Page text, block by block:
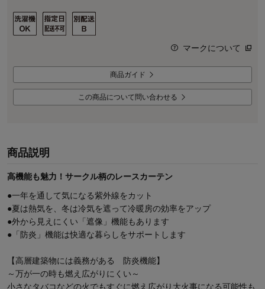
マークについて
商品ガイド
この商品について問い合わせる
商品説明
高機能も魅力！サークル柄のレースカーテン
●一年を通して気になる紫外線をカット
●夏は熱気を、冬は冷気を遮って冷暖房の効率をアップ
●外から見えにくい「遮像」機能もあります
●「防炎」機能は快適な暮らしをサポートします
【高層建築物には義務がある 防炎機能】
～万が一の時も燃え広がりにくい～
小さなタバコなどの火でもすぐに燃え広がり大火事になる可能性も